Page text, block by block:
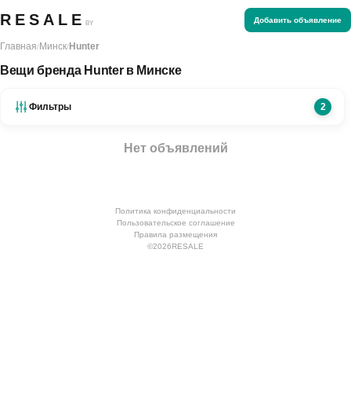
RESALE BY Добавить объявление
Главная/Минск/Hunter
Вещи бренда Hunter в Минске
Фильтры 2
Нет объявлений
Политика конфиденциальности
Пользовательское соглашение
Правила размещения
©2026RESALE